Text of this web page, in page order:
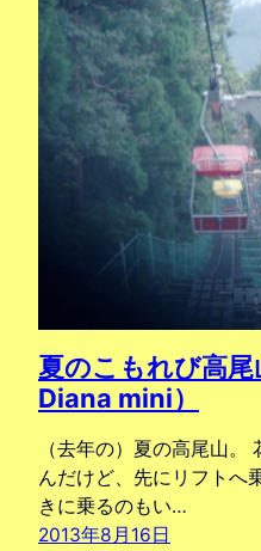
夏のこもれび高
Diana mini）
（去年の）夏の高尾山。
んだけど、先にリフトへ
きに乗るのもい…
2013年8月16日